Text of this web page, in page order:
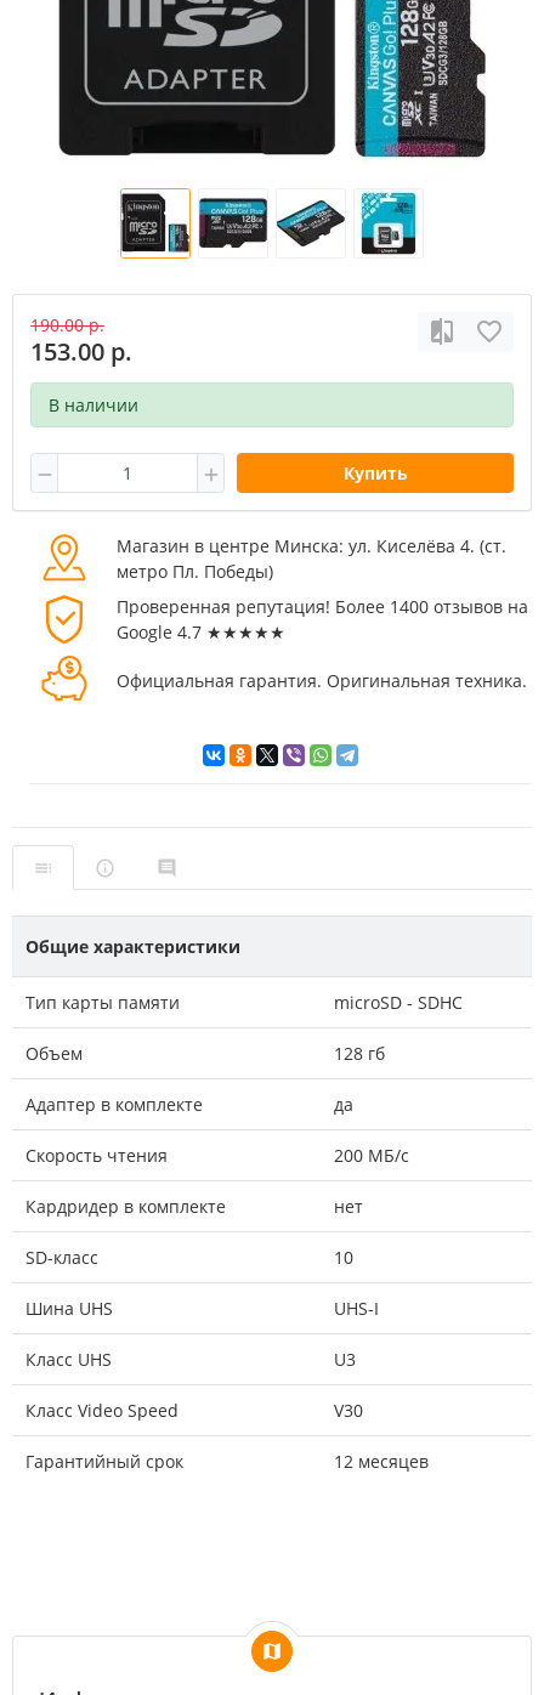
190.00 р.
153.00 р.
В наличии
Купить
Магазин в центре Минска: ул. Киселёва 4. (cт.
метро Пл. Победы)
Проверенная репутация! Более 1400 отзывов на
Google 4.7 ★★★★★
Официальная гарантия. Оригинальная техника.
Общие характеристики
Тип карты памяти microSD - SDHC
Объем 128 гб
Адаптер в комплекте да
Скорость чтения 200 МБ/с
Кардридер в комплекте нет
SD-класс 10
Шина UHS UHS-I
Класс UHS U3
Класс Video Speed V30
Гарантийный срок 12 месяцев